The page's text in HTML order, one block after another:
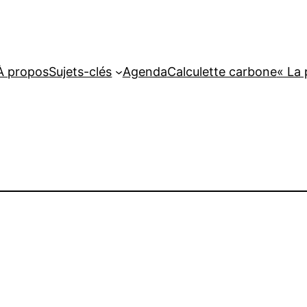
proposSujets-clés AgendaCalculette carbone« La